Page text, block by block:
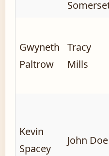
Gwyneth
Paltrow
Tracy
Mills
Kevin
Spacey
John Doe